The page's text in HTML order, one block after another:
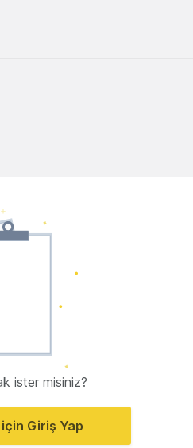
ister misiniz?
Giriş Yap